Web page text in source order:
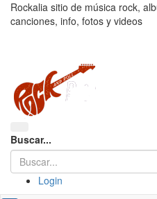
Rockalia sitio de música rock,
canciones, info, fotos y videos
Buscar...
Login